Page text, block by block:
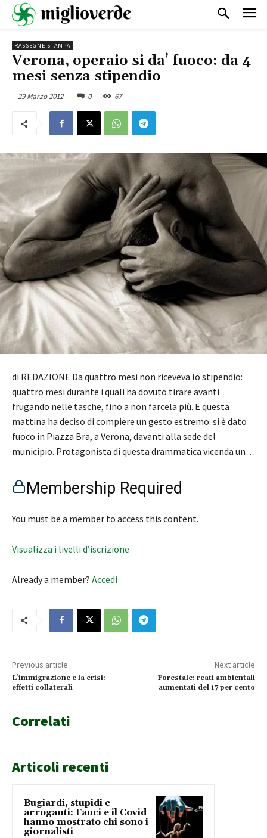
RASSEGNE STAMPA
Verona, operaio si da’ fuoco: da 4
mesi senza stipendio
29 Marzo 2012 0 67
di REDAZIONE Da quattro mesi non riceveva lo stipendio:
quattro mesi durante i quali ha dovuto tirare avanti
frugando nelle tasche, fino a non farcela più. E questa
mattina ha deciso di compiere un gesto estremo: si è dato
fuoco in Piazza Bra, a Verona, davanti alla sede del
municipio. Protagonista di questa drammatica vicenda un…
Membership Required
You must be a member to access this content.
Visualizza i livelli d’iscrizione
Already a member? Accedi
Previous article
L’immigrazione e la crisi:
effetti collaterali
Next article
Forestale: reati ambientali
aumentati del 17 per cento
Correlati
Articoli recenti
Bugiardi, stupidi e
arroganti: Fauci e il Covid
hanno mostrato chi sono i
giornalisti